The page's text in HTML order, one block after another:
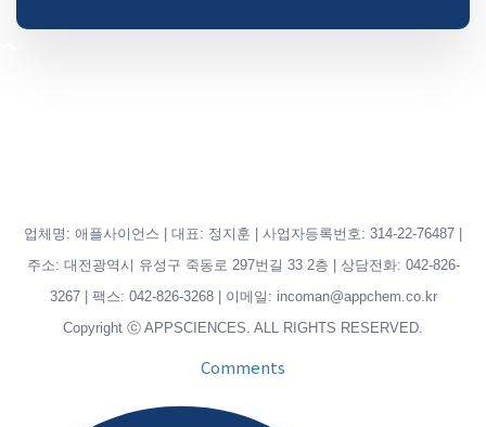
업체명: 애플사이언스 | 대표: 정지훈 | 사업자등록번호: 314-22-76487 |
주소: 대전광역시 유성구 죽동로 297번길 33 2층 | 상담전화: 042-826-
3267 | 팩스: 042-826-3268 | 이메일: incoman@appchem.co.kr
Copyright ⓒ APPSCIENCES. ALL RIGHTS RESERVED.
Comments